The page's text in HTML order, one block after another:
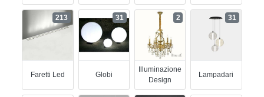
Faretti Led
213
Globi
31
Illuminazione
Design
2
Lampadari
31